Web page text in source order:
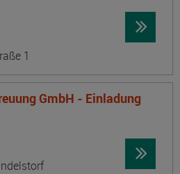
1
GmbH - Einladung